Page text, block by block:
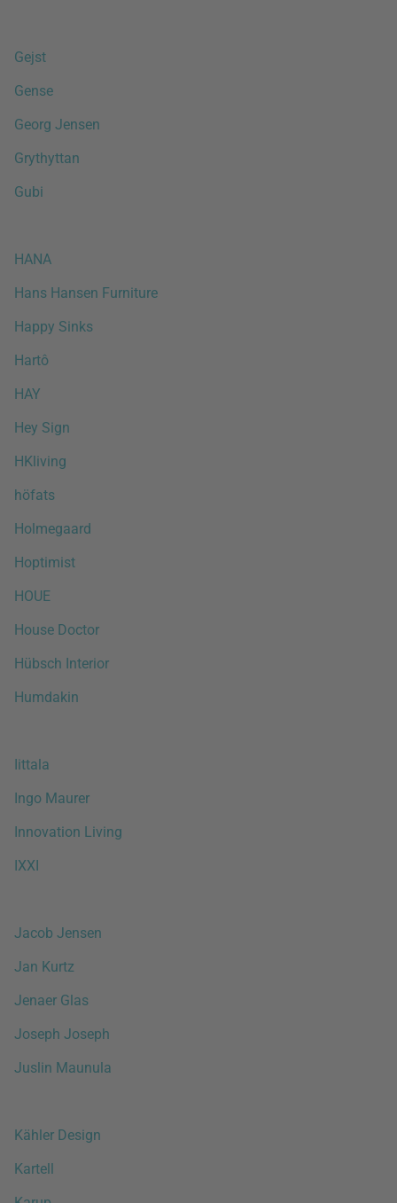
Gejst
Gense
Georg Jensen
Grythyttan
Gubi
HANA
Hans Hansen Furniture
Happy Sinks
Hartô
HAY
Hey Sign
HKliving
höfats
Holmegaard
Hoptimist
HOUE
House Doctor
Hübsch Interior
Humdakin
Iittala
Ingo Maurer
Innovation Living
IXXI
Jacob Jensen
Jan Kurtz
Jenaer Glas
Joseph Joseph
Juslin Maunula
Kähler Design
Kartell